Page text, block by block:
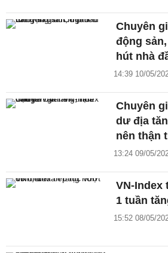
Chuyên
động
hút nhà
14:39 10/05/
Chuyên
dư địa
nên thận
13:24 09/05/
VN-Index
1 tuần
15:52 08/05/